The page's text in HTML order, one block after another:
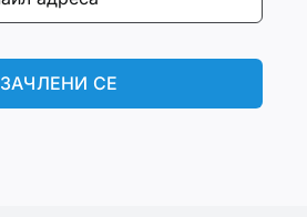
ЗАЧЛЕНИ СЕ